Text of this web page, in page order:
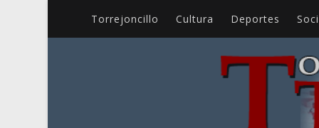
Torrejoncillo Cultura Deportes